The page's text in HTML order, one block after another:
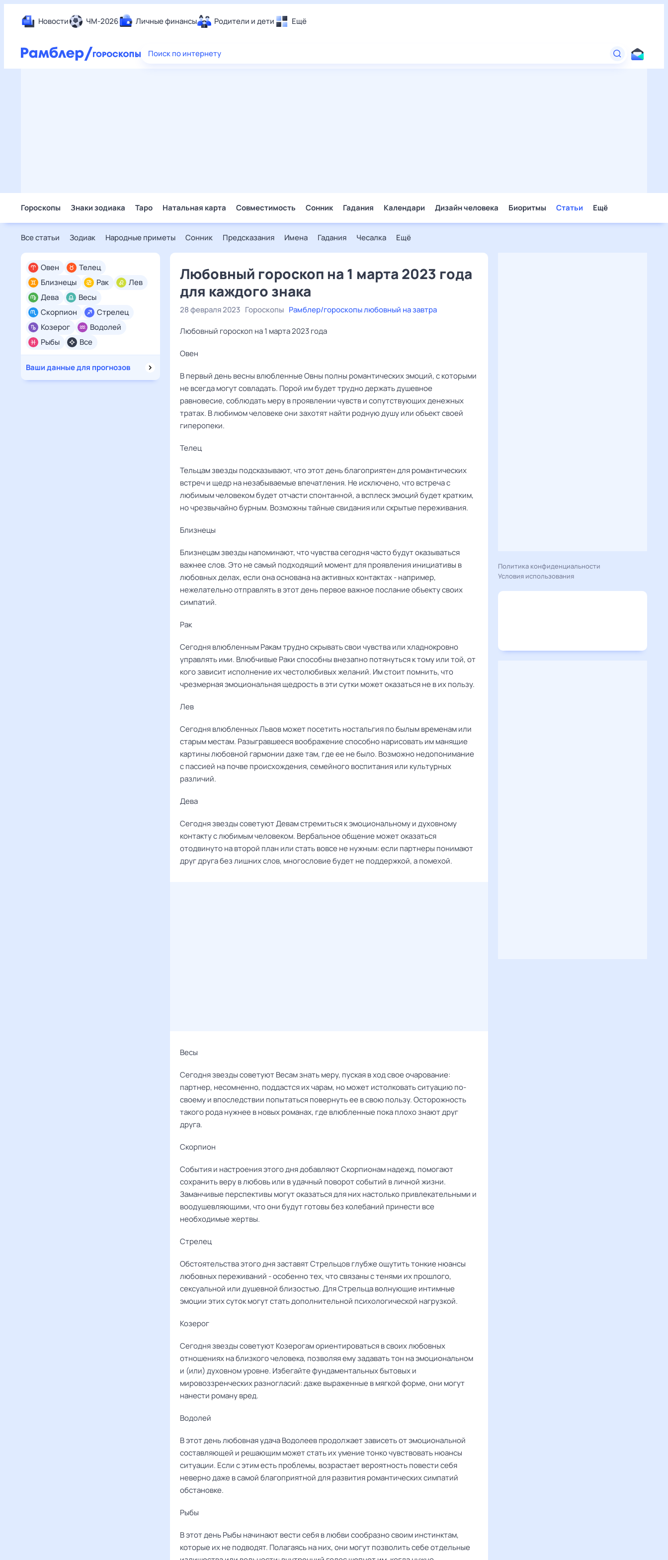
Новости ЧМ-2026 Личные финансы Родители и дети Ещё
Еда
Поиск по интернету
Гороскопы Знаки зодиака Таро Натальная карта Совместимость Сонник Гадания Календари Дизайн человека Биоритмы Статьи Ещё
Все статьи Зодиак Народные приметы Сонник Предсказания Имена Гадания Чесалка Ещё
Все
Овен
Телец
Близнецы
Рак
Лев
Дева
Весы
Скорпион
Стрелец
Козерог
Водолей
Рыбы
Ваши данные для прогнозов
Любовный гороскоп на 1 марта 2023 года
для каждого знака
28 февраля 2023 Гороскопы Рамблер/гороскопы любовный на завтра
Любовный гороскоп на 1 марта 2023 года
Овен ‌‌
В первый день весны влюбленные Овны полны романтических эмоций, с которыми
не всегда могут совладать. Порой им будет трудно держать душевное
равновесие, соблюдать меру в проявлении чувств и сопутствующих денежных
тратах. В любимом человеке они захотят найти родную душу или объект своей
гиперопеки.
Телец
Тельцам звезды подсказывают, что этот день благоприятен для романтических
встреч и щедр на незабываемые впечатления. Не исключено, что встреча с
любимым человеком будет отчасти спонтанной, а всплеск эмоций будет кратким,
но чрезвычайно бурным. Возможны тайные свидания или скрытые переживания.
Близнецы
Близнецам звезды напоминают, что чувства сегодня часто будут оказываться
важнее слов. Это не самый подходящий момент для проявления инициативы в
любовных делах, если она основана на активных контактах - например,
нежелательно отправлять в этот день первое важное послание объекту своих
симпатий.
Рак ‌‌
Сегодня влюбленным Ракам трудно скрывать свои чувства или хладнокровно
управлять ими. Влюбчивые Раки способны внезапно потянуться к тому или той, от
кого зависит исполнение их честолюбивых желаний. Им стоит помнить, что
чрезмерная эмоциональная щедрость в эти сутки может оказаться не в их пользу.
Лев ‌‌
Сегодня влюбленных Львов может посетить ностальгия по былым временам или
старым местам. Разыгравшееся воображение способно нарисовать им манящие
картины любовной гармонии даже там, где ее не было. Возможно недопонимание
с пассией на почве происхождения, семейного воспитания или культурных
различий.
Дева ‌‌
Сегодня звезды советуют Девам стремиться к эмоциональному и духовному
контакту с любимым человеком. Вербальное общение может оказаться
отодвинуто на второй план или стать вовсе не нужным: если партнеры понимают
друг друга без лишних слов, многословие будет не поддержкой, а помехой.
Весы ‌‌
Сегодня звезды советуют Весам знать меру, пуская в ход свое очарование:
партнер, несомненно, поддастся их чарам, но может истолковать ситуацию по-
своему и впоследствии попытаться повернуть ее в свою пользу. Осторожность
такого рода нужнее в новых романах, где влюбленные пока плохо знают друг
друга.
Скорпион
События и настроения этого дня добавляют Скорпионам надежд, помогают
сохранить веру в любовь или в удачный поворот событий в личной жизни.
Заманчивые перспективы могут оказаться для них настолько привлекательными и
воодушевляющими, что они будут готовы без колебаний принести все
необходимые жертвы.
Стрелец
Обстоятельства этого дня заставят Стрельцов глубже ощутить тонкие нюансы
любовных переживаний - особенно тех, что связаны с тенями их прошлого,
сексуальной или душевной близостью. Для Стрельца волнующие интимные
эмоции этих суток могут стать дополнительной психологической нагрузкой.
Козерог
Сегодня звезды советуют Козерогам ориентироваться в своих любовных
отношениях на близкого человека, позволяя ему задавать тон на эмоциональном
и (или) духовном уровне. Избегайте фундаментальных бытовых и
мировоззренческих разногласий: даже выраженные в мягкой форме, они могут
нанести роману вред.
Водолей
В этот день любовная удача Водолеев продолжает зависеть от эмоциональной
составляющей и решающим может стать их умение тонко чувствовать нюансы
ситуации. Если с этим есть проблемы, возрастает вероятность повести себя
неверно даже в самой благоприятной для развития романтических симпатий
обстановке.
Рыбы ‌‌
В этот день Рыбы начинают вести себя в любви сообразно своим инстинктам,
которые их не подводят. Полагаясь на них, они могут позволить себе отдельные
Политика конфиденциальности
Условия использования